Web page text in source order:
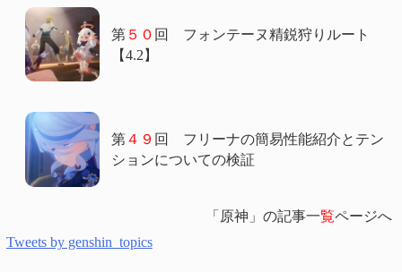
第５０ 回 フォンテーヌ精鋭狩りルート
【4.2】
第４９ 回 フリーナの簡易性能紹介とテン
ションについての検証
「原神」の記事一覧ページへ
Tweets by genshin_topics